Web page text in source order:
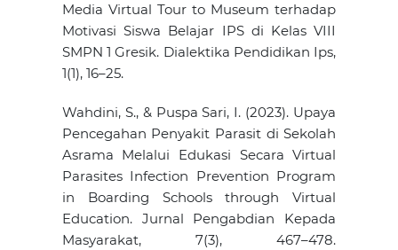
Media Virtual Tour to Museum terhadap
Motivasi Siswa Belajar IPS di Kelas VIII
SMPN 1 Gresik. Dialektika Pendidikan Ips,
1(1), 16–25.
Wahdini, S., & Puspa Sari, I. (2023). Upaya
Pencegahan Penyakit Parasit di Sekolah
Asrama Melalui Edukasi Secara Virtual
Parasites Infection Prevention Program
in Boarding Schools through Virtual
Education. Jurnal Pengabdian Kepada
Masyarakat, 7(3), 467–478.